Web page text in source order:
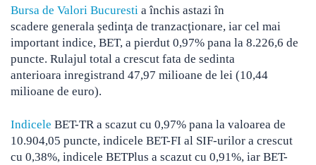
Bursa de Valori Bucuresti a închis astazi în
scadere generala şedinţa de tranzacţionare, iar cel mai
important indice, BET, a pierdut 0,97% pana la 8.226,6 de
puncte. Rulajul total a crescut fata de sedinta
anterioara inregistrand 47,97 milioane de lei (10,44
milioane de euro).
Indicele BET-TR a scazut cu 0,97% pana la valoarea de
10.904,05 puncte, indicele BET-FI al SIF-urilor a crescut
cu 0,38%, indicele BETPlus a scazut cu 0,91%, iar BET-